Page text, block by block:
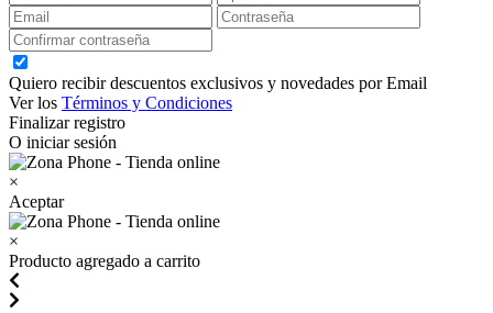
Quiero recibir descuentos exclusivos y novedades por Email
Ver los Términos y Condiciones
Finalizar registro
O iniciar sesión
×
Aceptar
×
Producto agregado a carrito